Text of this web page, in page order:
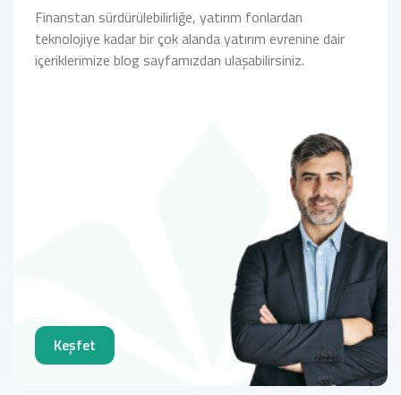
Finanstan sürdürülebilirliğe, yatırım fonlardan
teknolojiye kadar bir çok alanda yatırım evrenine dair
içeriklerimize blog sayfamızdan ulaşabilirsiniz.
Keşfet